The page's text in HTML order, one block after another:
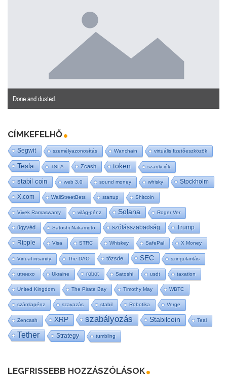
Done and dusted.
CÍMKEFELHŐ
Segwit személyazonosítás Wanchain virtuális fizetőeszközök
Tesla TSLA Zcash token szankciók
stabil coin web 3.0 sound money whisky Stockholm
X.com WallStreetBets startup Shitcoin
Vivek Ramaswamy világ-pénz Solana Roger Ver
ügyvéd Satoshi Nakamoto szólásszabadság Trump
Ripple Visa STRC Whiskey SafePal X Money
Virtual insanity The DAO tőzsde SEC szingularitás
utreexo Ukraine robot Satoshi usdt taxation
United Kingdom The Pirate Bay Timothy May WBTC
számlapénz szavazás stabil Robotika Verge
Zencash XRP szabályozás Stabilcoin Teal
Tether Strategy tumbling
LEGFRISSEBB HOZZÁSZÓLÁSOK